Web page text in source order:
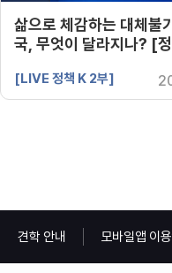
삶으로 체감하는 대체불
국, 무엇이 달라지나? [
[LIVE 정책 K 2부]
견학 안내 모바일앱 이